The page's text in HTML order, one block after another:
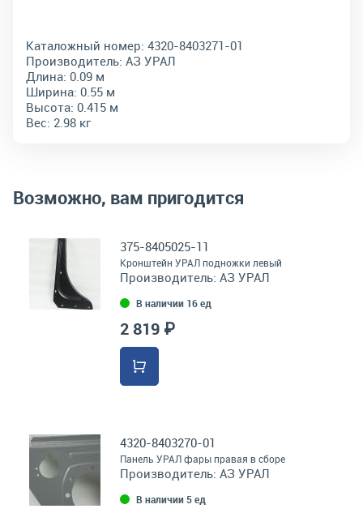
Каталожный номер: 4320-8403271-01
Производитель: АЗ УРАЛ
Длина: 0.09 м
Ширина: 0.55 м
Высота: 0.415 м
Вес: 2.98 кг
Возможно, вам пригодится
375-8405025-11
Кронштейн УРАЛ подножки левый
Производитель: АЗ УРАЛ
В наличии 16 ед
2 819 ₽
4320-8403270-01
Панель УРАЛ фары правая в сборе
Производитель: АЗ УРАЛ
В наличии 5 ед